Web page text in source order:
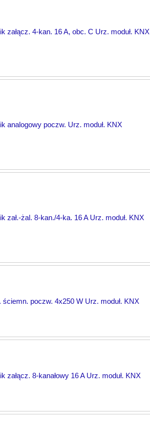
załącz. 4-kan. 16 A, obc. C Urz. moduł. KNX
analogowy poczw. Urz. moduł. KNX
zał.-żal. 8-kan./4-ka. 16 A Urz. moduł. KNX
ściemn. poczw. 4x250 W Urz. moduł. KNX
załącz. 8-kanałowy 16 A Urz. moduł. KNX